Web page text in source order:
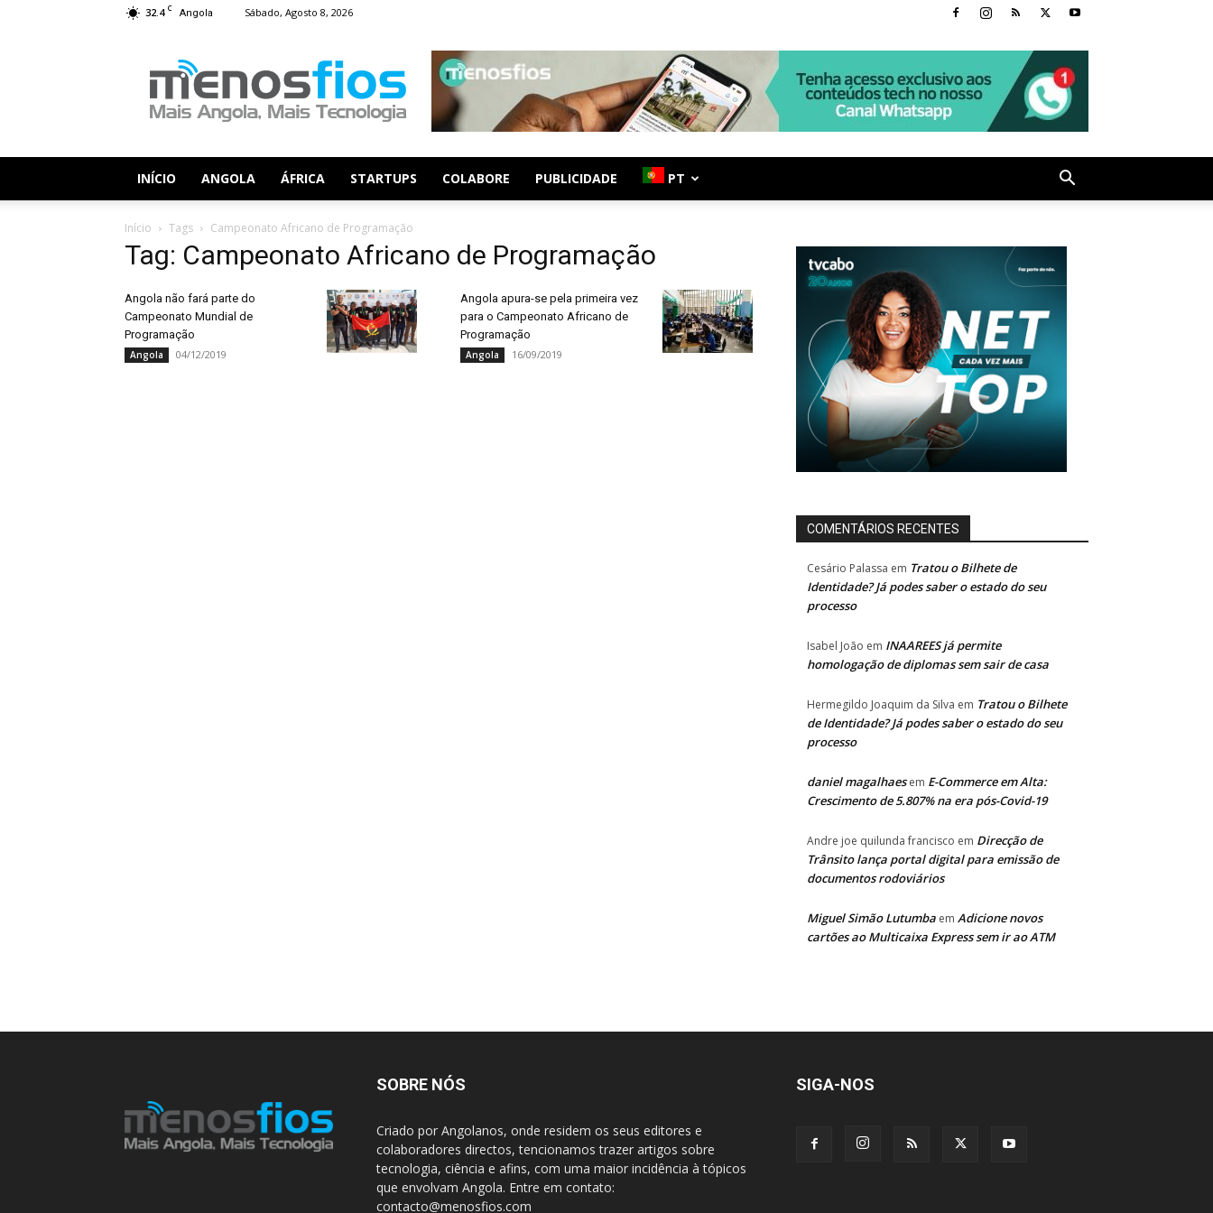
32.4 C Angola Sábado, Agosto 8, 2026
Fios
INÍCIO ANGOLA ÁFRICA STARTUPS COLABORE PUBLICIDADE PT
Início Tags Campeonato Africano de Programação
Tag: Campeonato Africano de Programação
Angola não fará parte do
Campeonato Mundial de
Programação
Angola 04/12/2019
Angola apura-se pela primeira vez
para o Campeonato Africano de
Programação
Angola 16/09/2019
COMENTÁRIOS RECENTES
Cesário Palassa em Tratou o Bilhete de
Identidade? Já podes saber o estado do seu
processo
Isabel João em INAAREES já permite
homologação de diplomas sem sair de casa
Hermegildo Joaquim da Silva em Tratou o Bilhete
de Identidade? Já podes saber o estado do seu
processo
daniel magalhaesem E-Commerce em Alta:
Crescimento de 5.807% na era pós-Covid-19
Andre joe quilunda francisco em Direcção de
Trânsito lança portal digital para emissão de
documentos rodoviários
Miguel Simão Lutumba em Adicione novos
cartões ao Multicaixa Express sem ir ao ATM
SOBRE NÓS
Criado por Angolanos, onde residem os seus editores e
colaboradores directos, tencionamos trazer artigos sobre
tecnologia, ciência e afins, com uma maior incidência à tópicos
que envolvam Angola. Entre em contato:
contacto@menosfios.com
SIGA-NOS